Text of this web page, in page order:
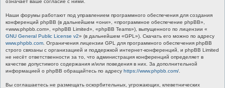
означает ваше согласие с ними.
Наши форумы работают под управлением программного обеспечения для создания
конференций phpBB (в дальнейшем «они», «программное обеспечение phpBB»,
«www.phpbb.com», «phpBB Limited», «phpBB Teams»), выпущенного по лицензии «
GNU General Public License v2» (в дальнейшем «GPL»). Скачать его можно по адресу
www.phpbb.com . Ограничения лицензии GPL для программного обеспечения phpBB
строго связаны с организацией и поддержкой интернет-конференций, и phpBB Limited
не несёт ответственности за то, что администрация конференций определяет в
качестве допустимого содержания и/или поведения в них. За дополнительной
информацией о phpBB обращайтесь по адресу https://www.phpbb.com/
Вы соглашаетесь не размещать оскорбительных, угрожающих, клеветнических